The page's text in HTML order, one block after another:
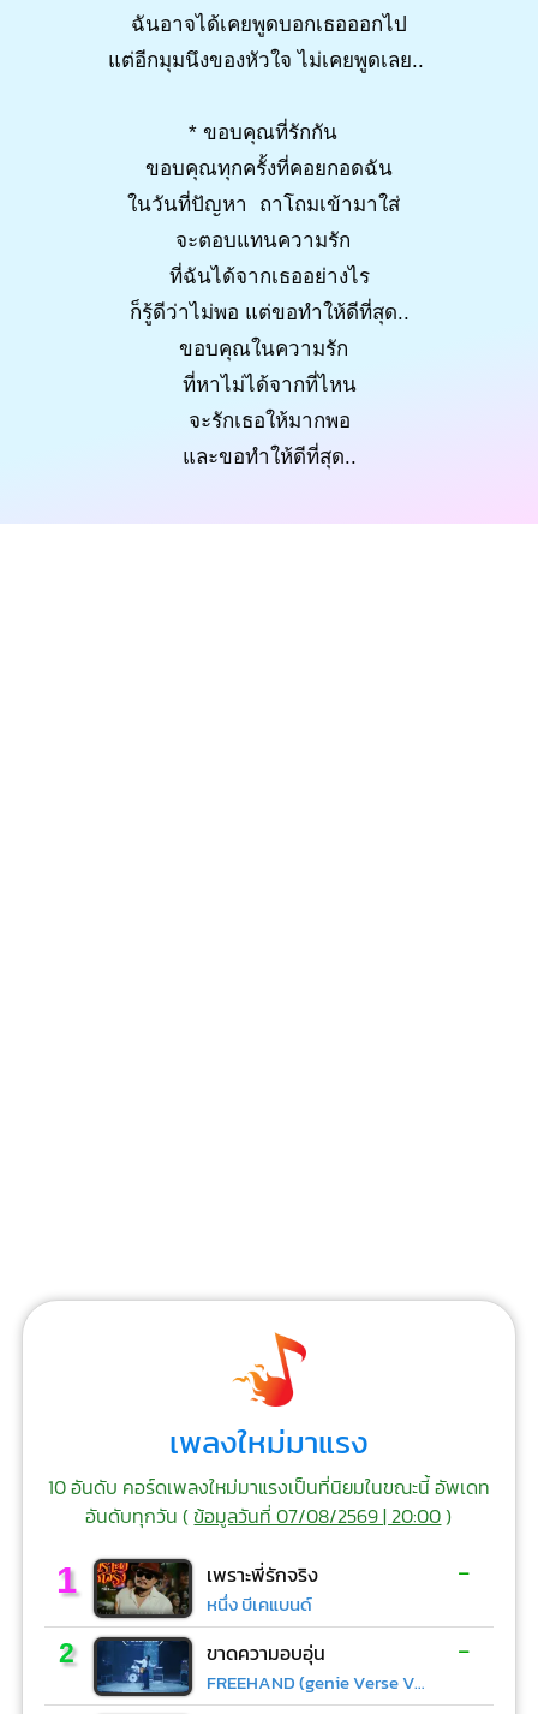
ฉันอาจได้เคยพูดบอกเธอออกไป
แต่อีกมุมนึงของหัวใจ ไม่เคยพูดเลย..
* ขอบคุณที่รักกัน
ขอบคุณทุกครั้งที่คอยกอดฉัน
ในวันที่ปัญหา ถาโถมเข้ามาใส่
จะตอบแทนความรัก
ที่ฉันได้จากเธออย่างไร
ก็รู้ดีว่าไม่พอ แต่ขอทำให้ดีที่สุด..
ขอบคุณในความรัก
ที่หาไม่ได้จากที่ไหน
จะรักเธอให้มากพอ
และขอทำให้ดีที่สุด..
เพลงใหม่มาแรง
10 อันดับ คอร์ดเพลงใหม่มาแรงเป็นที่นิยมในขณะนี้ อัพเดท
อันดับทุกวัน (ข้อมูลวันที่ 07/08/2569 | 20:00)
1 เพราะพี่รักจริง
หนึ่ง บีเคแบนด์
-
2 ขาดความอบอุ่น
FREEHAND (genie Verse Vol.1)
-